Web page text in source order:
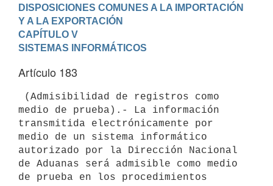
DISPOSICIONES COMUNES A LA IMPORTACIÓN
Y A LA EXPORTACIÓN
CAPÍTULO V
SISTEMAS INFORMÁTICOS
Artículo 183
medio de prueba).- La información
transmitida electrónicamente por
medio de un sistema informático
autorizado por la Dirección Nacional
de Aduanas será admisible como medio
de prueba en los procedimientos